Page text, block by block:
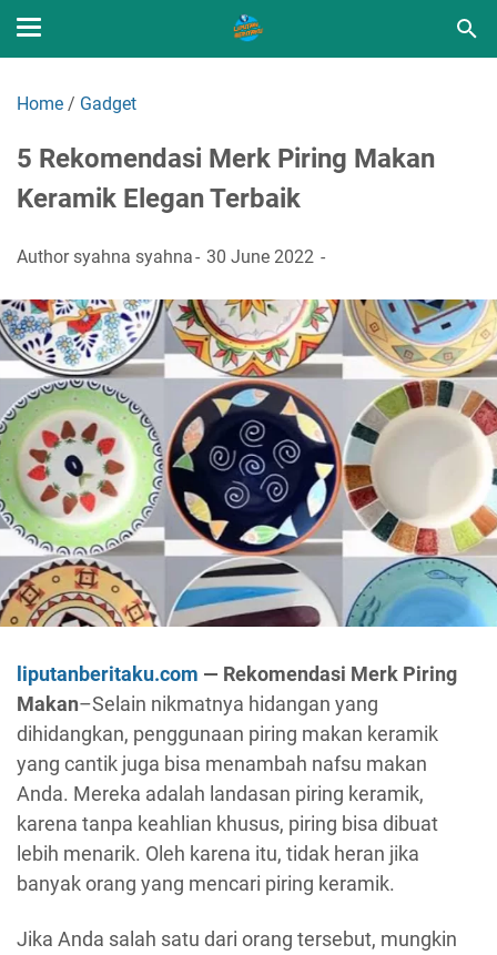
Home / Gadget
5 Rekomendasi Merk Piring Makan
Keramik Elegan Terbaik
Authorsyahna syahna 30 June 2022
liputanberitaku.com — Rekomendasi Merk Piring
Makan–Selain nikmatnya hidangan yang
dihidangkan, penggunaan piring makan keramik
yang cantik juga bisa menambah nafsu makan
Anda. Mereka adalah landasan piring keramik,
karena tanpa keahlian khusus, piring bisa dibuat
lebih menarik. Oleh karena itu, tidak heran jika
banyak orang yang mencari piring keramik.
Jika Anda salah satu dari orang tersebut, mungkin